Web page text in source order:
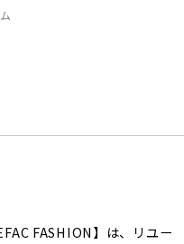
FASHION】は、リユー